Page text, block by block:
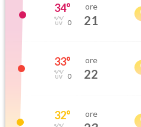
34°
0
ore
21
33°
0
ore
22
32° ore